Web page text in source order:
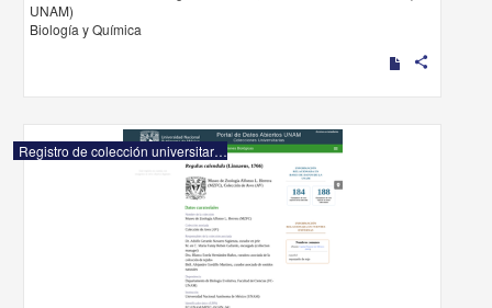
UNAM)
Biología y Química
share
Registro de colección universitaria